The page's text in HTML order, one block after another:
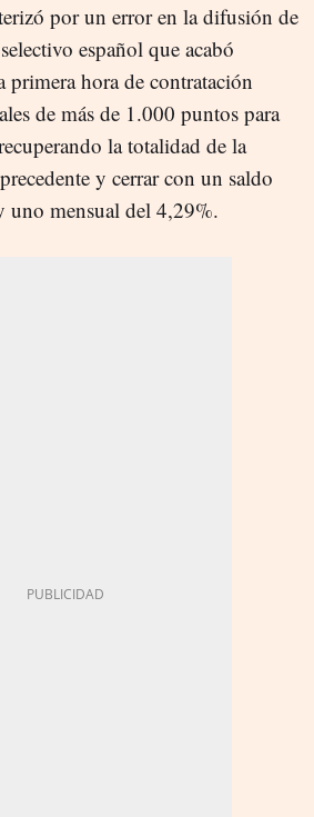
por un error en la difusión de
español que acabó
primera hora de contratación
de más de 1.000 puntos para
la totalidad de la
y cerrar con un saldo
uno mensual del 4,29%.